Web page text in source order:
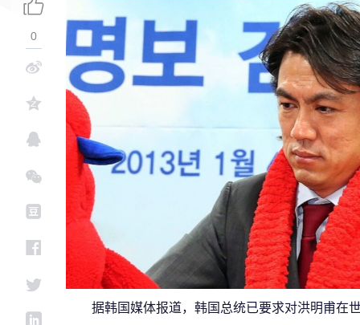
据韩国媒体报道，韩国总统已要求对洪明甫在
0